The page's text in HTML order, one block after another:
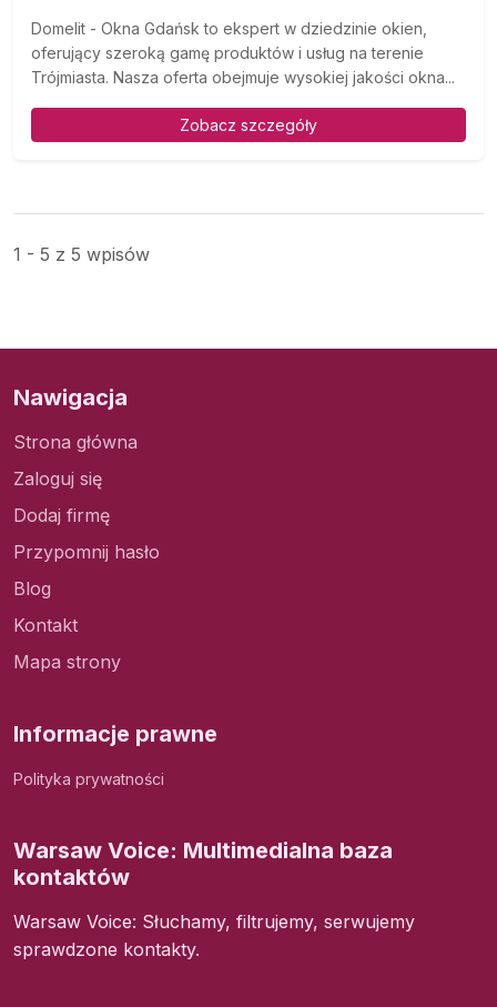
Domelit - Okna Gdańsk to ekspert w dziedzinie okien,
oferujący szeroką gamę produktów i usług na terenie
Trójmiasta. Nasza oferta obejmuje wysokiej jakości okna...
Zobacz szczegóły
1 - 5 z 5 wpisów
Nawigacja
Strona główna
Zaloguj się
Dodaj firmę
Przypomnij hasło
Blog
Kontakt
Mapa strony
Informacje prawne
Polityka prywatności
Warsaw Voice: Multimedialna baza
kontaktów
Warsaw Voice: Słuchamy, filtrujemy, serwujemy
sprawdzone kontakty.